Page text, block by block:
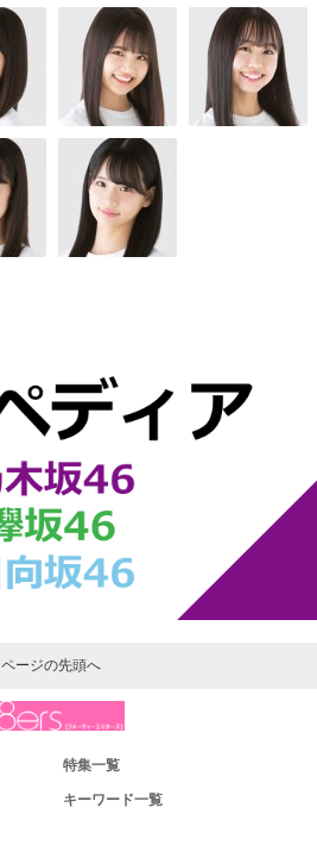
ページの先頭へ
特集一覧
キーワード一覧